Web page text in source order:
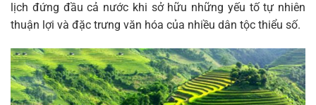
lịch đứng đầu cả nước khi sở hữu những yếu tố tự nhiên
thuận lợi và đặc trưng văn hóa của nhiều dân tộc thiểu số.